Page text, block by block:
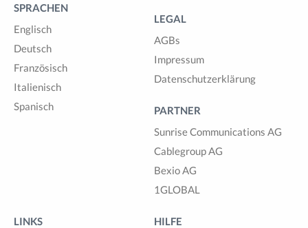
SPRACHEN
Englisch
Deutsch
Französisch
Italienisch
Spanisch
LEGAL
AGBs
Impressum
Datenschutzerklärung
PARTNER
Sunrise Communications AG
Cablegroup AG
Bexio AG
1GLOBAL
LINKS
HILFE